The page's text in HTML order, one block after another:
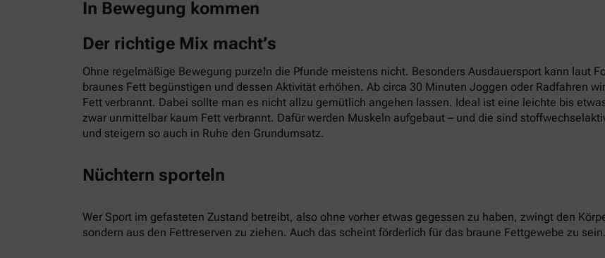
In Bewegung kommen
Der richtige Mix macht’s
Ohne regelmäßige Bewegung purzeln die Pfunde meistens nicht. Besonders Ausdauersport kann laut
braunes Fett begünstigen und dessen Aktivität erhöhen. Ab circa 30 Minuten Joggen oder Radfahren
Fett verbrannt. Dabei sollte man es nicht allzu gemütlich angehen lassen. Ideal ist eine leichte bis
zwar unmittelbar kaum Fett verbrannt. Dafür werden Muskeln aufgebaut – und die sind
und steigern so auch in Ruhe den Grundumsatz.
Nüchtern sporteln
Wer Sport im gefasteten Zustand betreibt, also ohne vorher etwas gegessen zu haben, zwingt den
sondern aus den Fettreserven zu ziehen. Auch das scheint förderlich für das braune Fettgewebe zu sein.